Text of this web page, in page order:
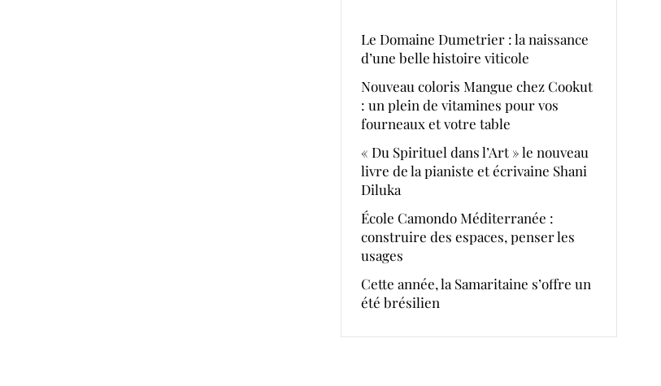
Le Domaine Dumetrier : la naissance
d’une belle histoire viticole
Nouveau coloris Mangue chez Cookut
: un plein de vitamines pour vos
fourneaux et votre table
« Du Spirituel dans l’Art » le nouveau
livre de la pianiste et écrivaine Shani
Diluka
École Camondo Méditerranée :
construire des espaces, penser les
usages
Cette année, la Samaritaine s’offre un
été brésilien